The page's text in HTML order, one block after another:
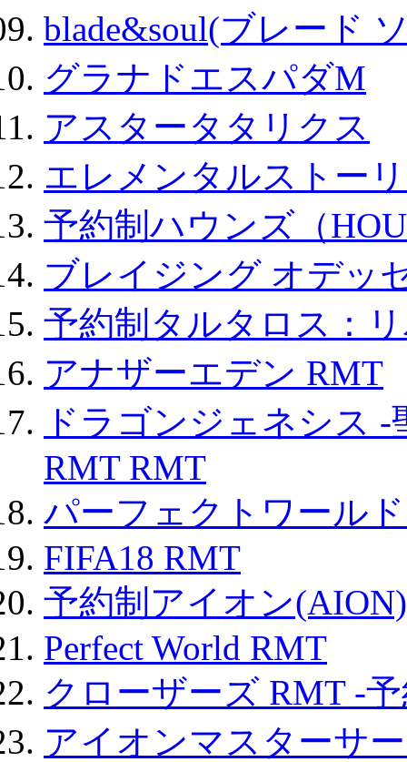
blade&soul(ブレード
グラナドエスパダM
アスタータタリクス
エレメンタルストー
予約制ハウンズ（
ブレイジング オデッ
予約制タルタロス：
アナザーエデン RMT
ドラゴンジェネシス
RMT RMT
パーフェクトワール
FIFA18 RMT
予約制アイオン
Perfect World RMT
クローザーズ RMT -
アイオンマスターサ